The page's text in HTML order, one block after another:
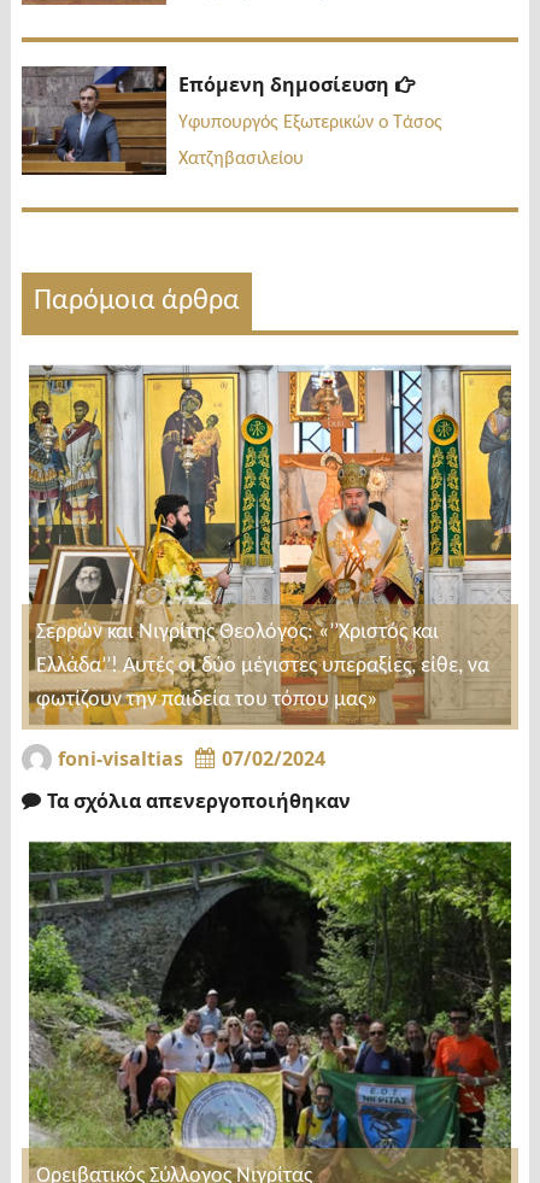
Επόμενη δημοσίευση
Επόμενη
Υφυπουργός Εξωτερικών ο Τάσος
Χατζηβασιλείου
Παρόμοια άρθρα
Σερρών και Νιγρίτης Θεολόγος: «’’Χριστός και
Ελλάδα’’! Αυτές οι δύο μέγιστες υπεραξίες, είθε, να
φωτίζουν την παιδεία του τόπου μας»
foni-visaltias
07/02/2024
Τα σχόλια απενεργοποιήθηκαν
Ορειβατικός Σύλλογος Νιγρίτας